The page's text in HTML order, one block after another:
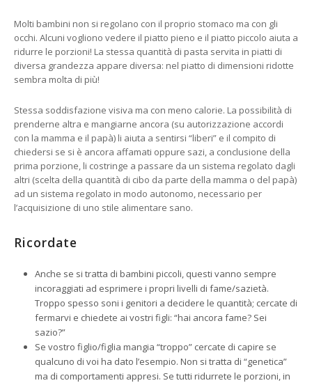
Molti bambini non si regolano con il proprio stomaco ma con gli
occhi. Alcuni vogliono vedere il piatto pieno e il piatto piccolo aiuta a
ridurre le porzioni! La stessa quantità di pasta servita in piatti di
diversa grandezza appare diversa: nel piatto di dimensioni ridotte
sembra molta di più!
Stessa soddisfazione visiva ma con meno calorie. La possibilità di
prenderne altra e mangiarne ancora (su autorizzazione accordi
con la mamma e il papà) li aiuta a sentirsi “liberi” e il compito di
chiedersi se si è ancora affamati oppure sazi, a conclusione della
prima porzione, li costringe a passare da un sistema regolato dagli
altri (scelta della quantità di cibo da parte della mamma o del papà)
ad un sistema regolato in modo autonomo, necessario per
l’acquisizione di uno stile alimentare sano.
Ricordate
Anche se si tratta di bambini piccoli, questi vanno sempre
incoraggiati ad esprimere i propri livelli di fame/sazietà.
Troppo spesso soni i genitori a decidere le quantità; cercate di
fermarvi e chiedete ai vostri figli: “hai ancora fame? Sei
sazio?”
Se vostro figlio/figlia mangia “troppo” cercate di capire se
qualcuno di voi ha dato l’esempio. Non si tratta di “genetica”
ma di comportamenti appresi. Se tutti ridurrete le porzioni, in